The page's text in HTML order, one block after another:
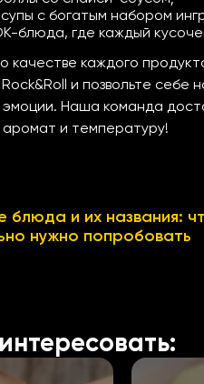
с богатым набором
блюда, где каждый
качестве каждого
и позвольте
Наша команда
и температуру!
блюда и их названия:
нужно попробовать